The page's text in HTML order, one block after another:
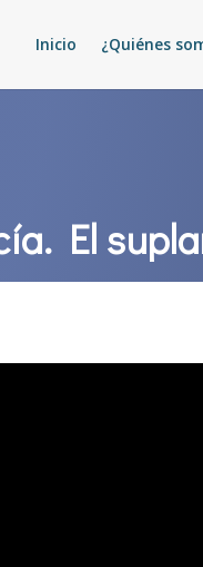
Inicio ¿Quiénes
El